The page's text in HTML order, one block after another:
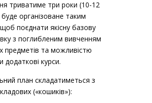
триватиме три роки (10-12
буде організоване таким
поєднати якісну базову
з поглибленим вивченням
предметів та можливістю
додаткові курси.
план складатиметься з
(«кошиків»):